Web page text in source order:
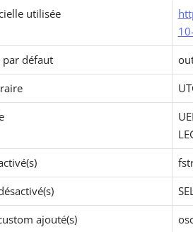
utilisée
défaut
ajouté(s)